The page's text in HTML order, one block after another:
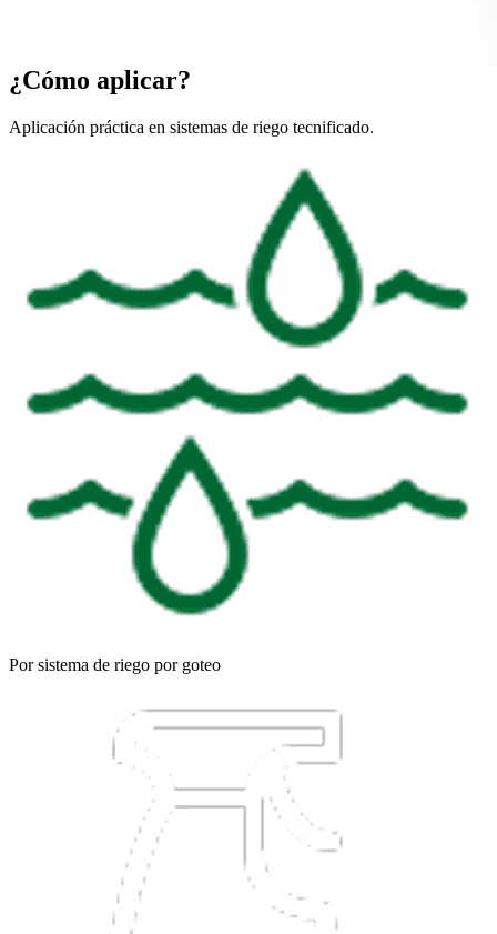
¿Cómo aplicar?
Aplicación práctica en sistemas de riego tecnificado.
Por sistema de riego por goteo